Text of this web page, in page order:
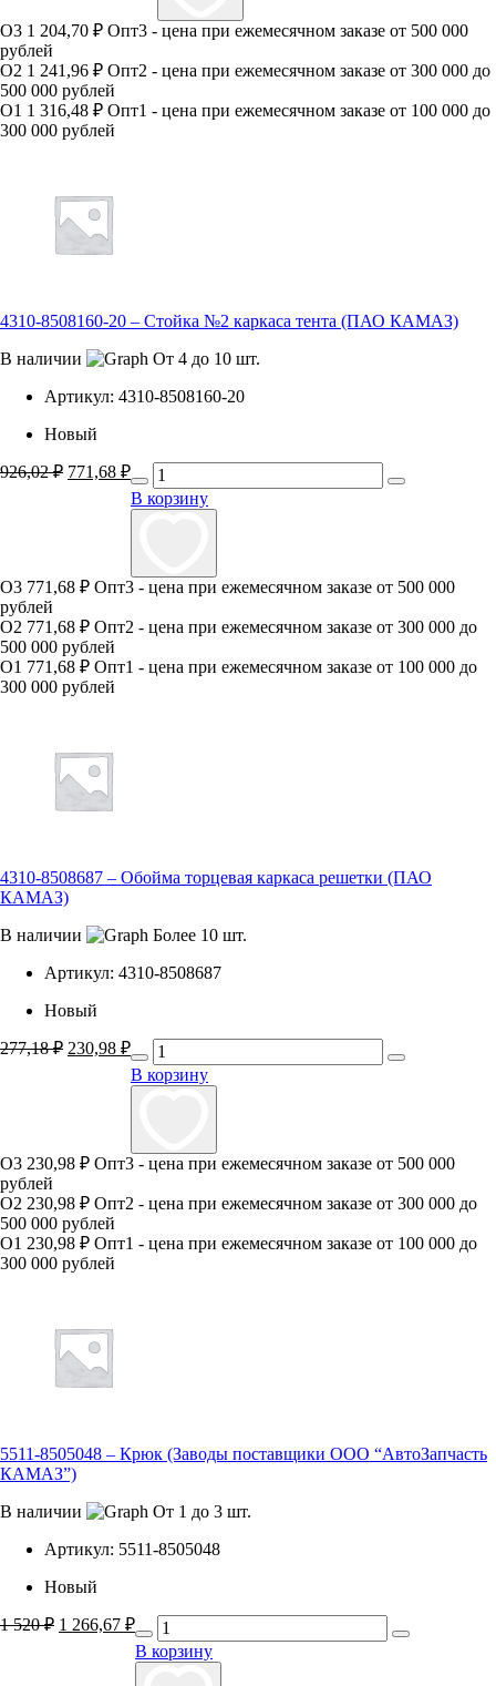
О3 1 204,70 ₽ Опт3 - цена при ежемесячном заказе от 500 000
рублей
О2 1 241,96 ₽ Опт2 - цена при ежемесячном заказе от 300 000 до
500 000 рублей
О1 1 316,48 ₽ Опт1 - цена при ежемесячном заказе от 100 000 до
300 000 рублей
4310-8508160-20 – Стойка №2 каркаса тента (ПАО КАМАЗ)
В наличии
От 4 до 10 шт.
Артикул: 4310-8508160-20
Новый
926,02₽ Первоначальная
составляла
771,68 ₽ Текущая
цена:
771,68 ₽.
В корзину
О3 771,68 ₽ Опт3 - цена при ежемесячном заказе от 500 000
рублей
О2 771,68 ₽ Опт2 - цена при ежемесячном заказе от 300 000 до
500 000 рублей
О1 771,68 ₽ Опт1 - цена при ежемесячном заказе от 100 000 до
300 000 рублей
4310-8508687 – Обойма торцевая каркаса решетки (ПАО
КАМАЗ)
В наличии
Более 10 шт.
Артикул: 4310-8508687
Новый
277,18₽ Первоначальная
составляла
230,98 ₽ Текущая
цена:
230,98 ₽.
В корзину
О3 230,98 ₽ Опт3 - цена при ежемесячном заказе от 500 000
рублей
О2 230,98 ₽ Опт2 - цена при ежемесячном заказе от 300 000 до
500 000 рублей
О1 230,98 ₽ Опт1 - цена при ежемесячном заказе от 100 000 до
300 000 рублей
5511-8505048 – Крюк (Заводы поставщики ООО “АвтоЗапчасть
КАМАЗ”)
В наличии
От 1 до 3 шт.
Артикул: 5511-8505048
Новый
1 520₽ Первоначальная
составляла
1 266,67 ₽ Текущая
цена:
1
В корзину